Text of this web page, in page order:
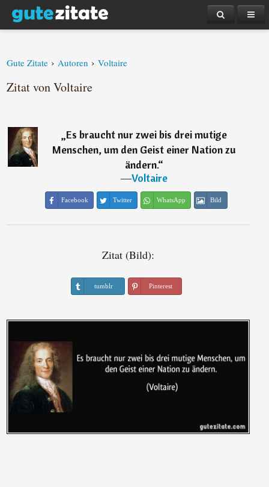
Gute Zitate › Autoren › Voltaire
Zitat von Voltaire
„Es braucht nur zwei bis drei mutige
Menschen, um den Geist einer Nation zu
ändern.“
―Voltaire
Facebook Twitter WhatsApp Bild
Zitat (Bild):
tumblr Pinterest